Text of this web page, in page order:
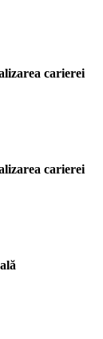
carierei
carierei